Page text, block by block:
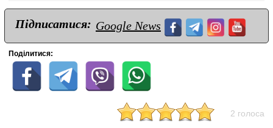
Підписатися: Google News
Поділитися:
2 голоса